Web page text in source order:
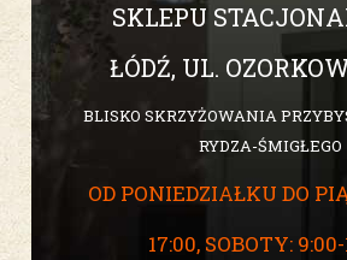
SKLEPU
ŁÓDŹ, UL.
BLISKO SKRZYŻOWANIA
RYDZA-ŚMIGŁEGO
OD PONIEDZIAŁKU DO
17:00, SOBOTY: